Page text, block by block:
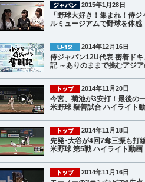
2015年1月28日
「野球大好き！集まれ！侍
ルミュージアムで野球を体感
2014年12月16日
侍ジャパン12U代表 密着ド
記 ～ありのままで挑むアジア
2014年11月20日
今宮、菊池が3安打！最後の
米野球 親善試合 ハイライト
2014年11月18日
先発･大谷が4回7奪三振も打
米野球 第5戦 ハイライト動画
2014年11月16日